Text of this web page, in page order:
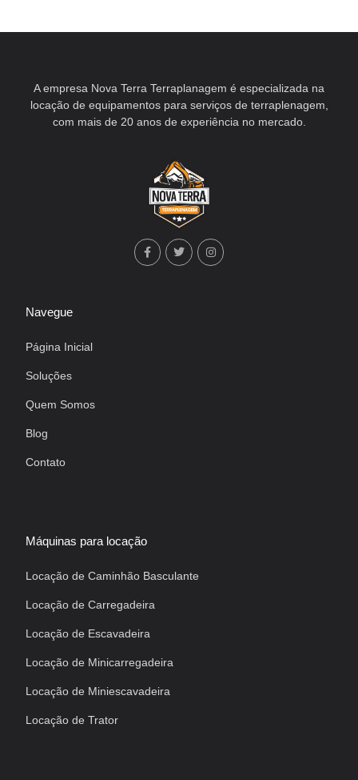
A empresa Nova Terra Terraplanagem é especializada na
locação de equipamentos para serviços de terraplenagem,
com mais de 20 anos de experiência no mercado.
Navegue
Página Inicial
Soluções
Quem Somos
Blog
Contato
Máquinas para locação
Locação de Caminhão Basculante
Locação de Carregadeira
Locação de Escavadeira
Locação de Minicarregadeira
Locação de Miniescavadeira
Locação de Trator